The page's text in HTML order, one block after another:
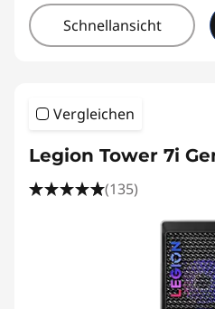
Schnellansicht
Vergleichen
Legion Tower 7i
(135)